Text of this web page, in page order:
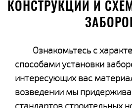
КОНСТРУКЦИИ И
Ознакомьтесь с
способами установки
интересующих вас
возведении мы